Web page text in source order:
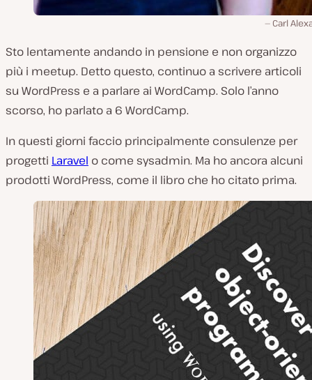
Carl
Sto lentamente andando in pensione e non organizzo
più i meetup. Detto questo, continuo a scrivere articoli
su WordPress e a parlare ai WordCamp. Solo l’anno
scorso, ho parlato a 6 WordCamp.
In questi giorni faccio principalmente consulenze per
progetti Laravel o come sysadmin. Ma ho ancora alcuni
prodotti WordPress, come il libro che ho citato prima.